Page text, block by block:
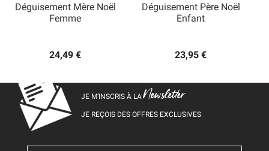
Déguisement Mère Noël
Femme
24,49 €
Déguisement Père Noël
Enfant
23,95 €
JE M’INSCRIS À LANewsletter
JE REÇOIS DES OFFRES EXCLUSIVES